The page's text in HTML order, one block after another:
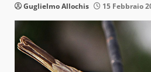
Guglielmo Allochis 15 Febbraio